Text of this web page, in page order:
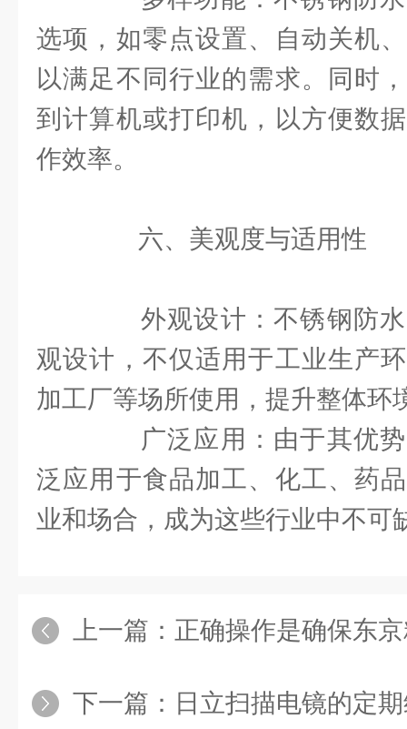
选项，如零点设置、自动关机
以满足不同行业的需求。同时
到计算机或打印机，以方便数
作效率。
六、美观度与适用性
外观设计：不锈钢防水
观设计，不仅适用于工业生产
加工厂等场所使用，提升整体环
广泛应用：由于其优势
泛应用于食品加工、化工、药
业和场合，成为这些行业中不可
上一篇： 正确操作是确保东京精密轮
下一篇： 日立扫描电镜的定